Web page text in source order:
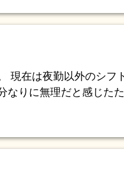
現在は夜勤以外のシフ
なりに無理だと感じた
が低くて 同僚の職員
からです。 (たぶんこ
退職日を伝えればいい